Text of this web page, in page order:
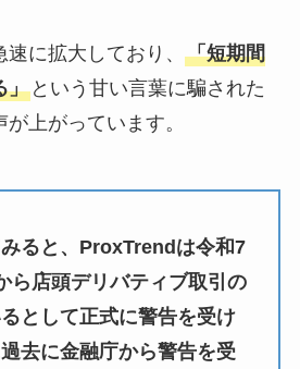
に拡大しており、 「短期間
」という甘い言葉に騙された
上がっています。
ると、ProxTrendは令和7
ら店頭デリバティブ取引の
として正式に警告を受け
去に金融庁から警告を受